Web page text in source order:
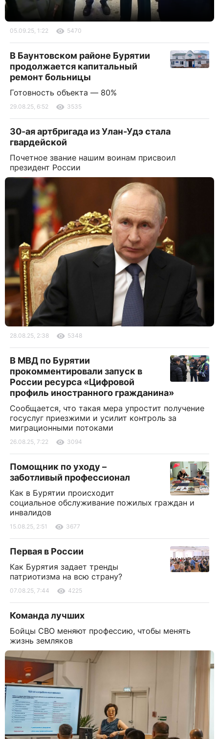
05.09.25, 1:22 5470
В Баунтовском районе Бурятии
продолжается капитальный
ремонт больницы
Готовность объекта — 80%
29.08.25, 6:52 3535
30-ая артбригада из Улан-Удэ стала
гвардейской
Почетное звание нашим воинам присвоил
президент России
28.08.25, 2:38 5348
В МВД по Бурятии
прокомментировали запуск в
России ресурса «Цифровой
профиль иностранного гражданина»
Сообщается, что такая мера упростит получение
госуслуг приезжими и усилит контроль за
миграционными потоками
26.08.25, 7:22 3094
Помощник по уходу –
заботливый профессионал
Как в Бурятии происходит
социальное обслуживание пожилых граждан и
инвалидов
15.08.25, 2:51 3677
Первая в России
Как Бурятия задает тренды
патриотизма на всю страну?
07.08.25, 7:44 4225
Команда лучших
Бойцы СВО меняют профессию, чтобы менять
жизнь земляков